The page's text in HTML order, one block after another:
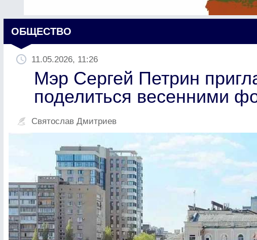
ОБЩЕСТВО
11.05.2026, 11:26
Мэр Сергей Петрин
поделиться весенними
Святослав Дмитриев